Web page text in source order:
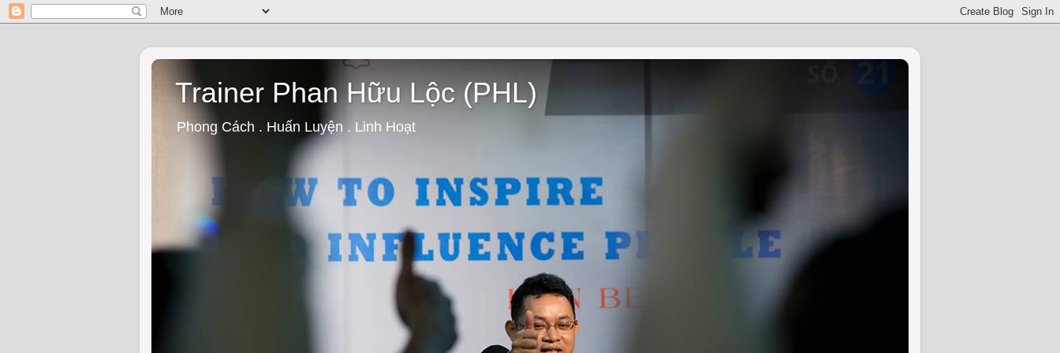
Trainer Phan Hữu Lộc (PHL)
Phong Cách . Huấn Luyện . Linh Hoạt